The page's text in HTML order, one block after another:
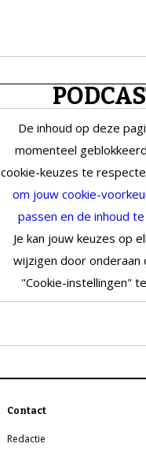
De inhoud op deze
momenteel
cookie-keuzes te
om jouw cookie-
passen en de inhoud
Je kan jouw keuzes op
wijzigen door onderaan
"Cookie-instellingen"
Contact
Redactie